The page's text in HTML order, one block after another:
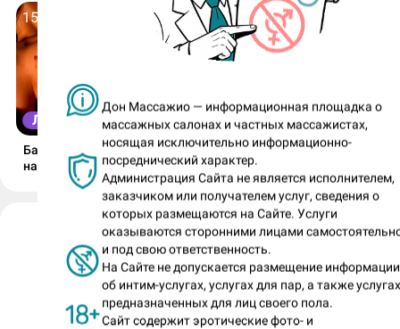
Дон Массажио — информационная площадка о
массажных салонах и частных массажистах,
носящая исключительно информационно-
посреднический характер.
Администрация Сайта не является исполнителем,
заказчиком или получателем услуг, сведения о
которых размещаются на Сайте. Услуги
оказываются сторонними лицами
и под свою ответственность.
На Сайте не допускается размещение информации
об интим-услугах, услугах для пар, а также
предназначенных для лиц своего пола.
Сайт содержит эротические фото- и
15 мая 2026
ЛУЧШИЕ СИСЬКИ
Барное ню Насти и «четверка» ле
натюрель от Лизы!
Варя (номер анкеты: 678457)
анкета размещена салоном «Reflex» 14.05.2026
Пожаловаться на анкету